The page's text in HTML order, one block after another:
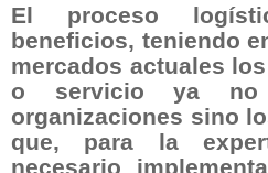
El proceso
beneficios, teniendo
mercados actuales
o servicio ya
organizaciones sino
que, para la
necesario